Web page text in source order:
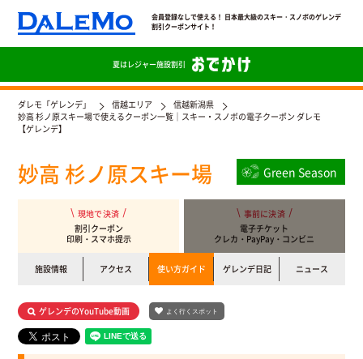
会員登録なしで使える！ 日本最大級のスキー・スノボのゲレンデ
割引クーポンサイト！
夏はレジャー施設割引
ダレモ「ゲレンデ」 信越エリア
信越新潟県
妙高 杉ノ原スキー場で使えるクーポン一覧｜スキー・スノボの電子クーポン ダレモ
【ゲレンデ】
妙高 杉ノ原スキー場 Green Season
現地で決済
割引クーポン
印刷・スマホ提示
事前に決済
電子チケット
クレカ・PayPay・コンビニ
施設情報 アクセス 使い方ガイド ゲレンデ日記 ニュース
ゲレンデのYouTube動画 よく行くスポット